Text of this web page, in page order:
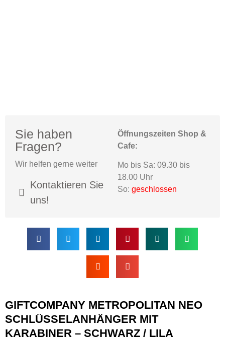
Sie haben
Fragen?
Wir helfen gerne weiter
Kontaktieren Sie
uns!
Öffnungszeiten Shop &
Cafe:
Mo bis Sa: 09.30 bis
18.00 Uhr
So: geschlossen
GIFTCOMPANY METROPOLITAN NEO
SCHLÜSSELANHÄNGER MIT
KARABINER – SCHWARZ / LILA